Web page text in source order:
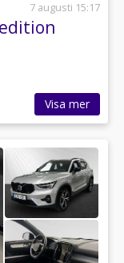
7 augusti 15:17
Visa mer